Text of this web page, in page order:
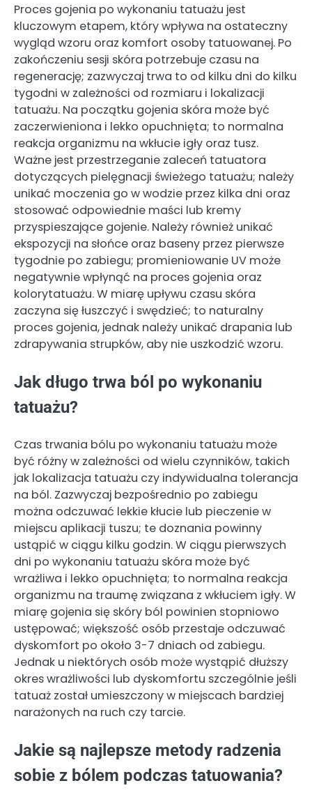
Proces gojenia po wykonaniu tatuażu jest
kluczowym etapem, który wpływa na ostateczny
wygląd wzoru oraz komfort osoby tatuowanej. Po
zakończeniu sesji skóra potrzebuje czasu na
regenerację; zazwyczaj trwa to od kilku dni do kilku
tygodni w zależności od rozmiaru i lokalizacji
tatuażu. Na początku gojenia skóra może być
zaczerwieniona i lekko opuchnięta; to normalna
reakcja organizmu na wkłucie igły oraz tusz.
Ważne jest przestrzeganie zaleceń tatuatora
dotyczących pielęgnacji świeżego tatuażu; należy
unikać moczenia go w wodzie przez kilka dni oraz
stosować odpowiednie maści lub kremy
przyspieszające gojenie. Należy również unikać
ekspozycji na słońce oraz baseny przez pierwsze
tygodnie po zabiegu; promieniowanie UV może
negatywnie wpłynąć na proces gojenia oraz
kolorytatuażu. W miarę upływu czasu skóra
zaczyna się łuszczyć i swędzieć; to naturalny
proces gojenia, jednak należy unikać drapania lub
zdrapywania strupków, aby nie uszkodzić wzoru.
Jak długo trwa ból po wykonaniu
tatuażu?
Czas trwania bólu po wykonaniu tatuażu może
być różny w zależności od wielu czynników, takich
jak lokalizacja tatuażu czy indywidualna tolerancja
na ból. Zazwyczaj bezpośrednio po zabiegu
można odczuwać lekkie kłucie lub pieczenie w
miejscu aplikacji tuszu; te doznania powinny
ustąpić w ciągu kilku godzin. W ciągu pierwszych
dni po wykonaniu tatuażu skóra może być
wrażliwa i lekko opuchnięta; to normalna reakcja
organizmu na traumę związana z wkłuciem igły. W
miarę gojenia się skóry ból powinien stopniowo
ustępować; większość osób przestaje odczuwać
dyskomfort po około 3-7 dniach od zabiegu.
Jednak u niektórych osób może wystąpić dłuższy
okres wrażliwości lub dyskomfortu szczególnie jeśli
tatuaż został umieszczony w miejscach bardziej
narażonych na ruch czy tarcie.
Jakie są najlepsze metody radzenia
sobie z bólem podczas tatuowania?